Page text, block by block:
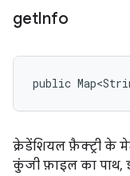
getInfo
public
क्रेडेंशियल फ़ैक्ट्री के
कुंजी फ़ाइल का पाथ,